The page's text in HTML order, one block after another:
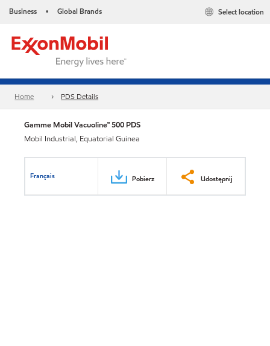
Business • Global Brands Select location
Home PDS Details
Gamme Mobil Vacuoline™ 500 PDS
Mobil Industrial, Equatorial Guinea
Français Pobierz Udostępnij